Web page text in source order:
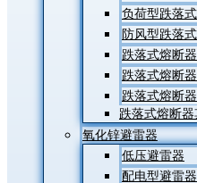
负荷型跌落
防风型跌落
跌落式熔断
跌落式熔断
跌落式熔断
跌落式熔断
氧化锌避雷器
低压避雷器
配电型避雷器